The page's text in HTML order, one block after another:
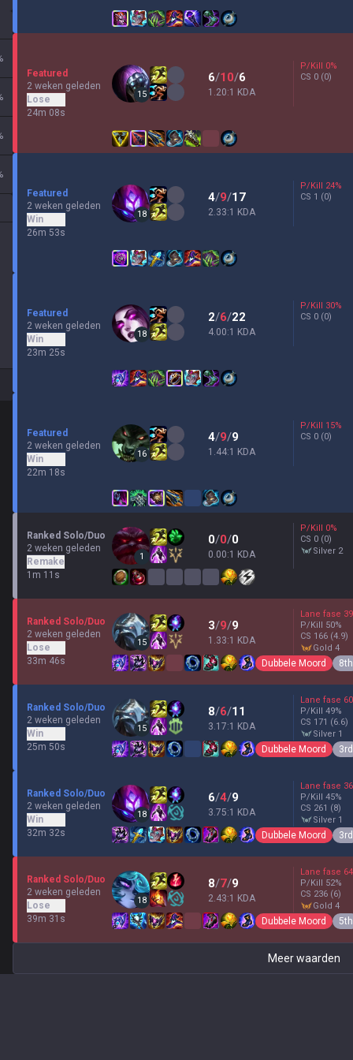
Featured
2 weken geleden
Lose
24m 08s
15
6/10/6
1.20:1 KDA
P/Kill 0%
CS 0 (0)
Featured
2 weken geleden
Win
26m 53s
18
4/9/17
2.33:1 KDA
P/Kill 24%
CS 1 (0)
Featured
2 weken geleden
Win
23m 25s
18
2/6/22
4.00:1 KDA
P/Kill 30%
CS 0 (0)
Featured
2 weken geleden
Win
22m 18s
16
4/9/9
1.44:1 KDA
P/Kill 15%
CS 0 (0)
Ranked Solo/Duo
2 weken geleden
Remake
1m 11s
1
0/0/0
0.00:1 KDA
P/Kill 0%
CS 0 (0)
silver 2
Ranked Solo/Duo
2 weken geleden
Lose
33m 46s
15
3/9/9
1.33:1 KDA
Lane fase 39
P/Kill 50%
CS 166 (4.9)
gold 4
Dubbele Moord 8th
Ranked Solo/Duo
2 weken geleden
Win
25m 50s
15
8/6/11
3.17:1 KDA
Lane fase 60
P/Kill 49%
CS 171 (6.6)
silver 1
Dubbele Moord 3rd
Ranked Solo/Duo
2 weken geleden
Win
32m 32s
18
6/4/9
3.75:1 KDA
Lane fase 36
P/Kill 45%
CS 261 (8)
silver 1
Dubbele Moord 3rd
Ranked Solo/Duo
2 weken geleden
Lose
39m 31s
18
8/7/9
2.43:1 KDA
Lane fase 64
P/Kill 52%
CS 236 (6)
gold 4
Dubbele Moord 5th
Meer waarden